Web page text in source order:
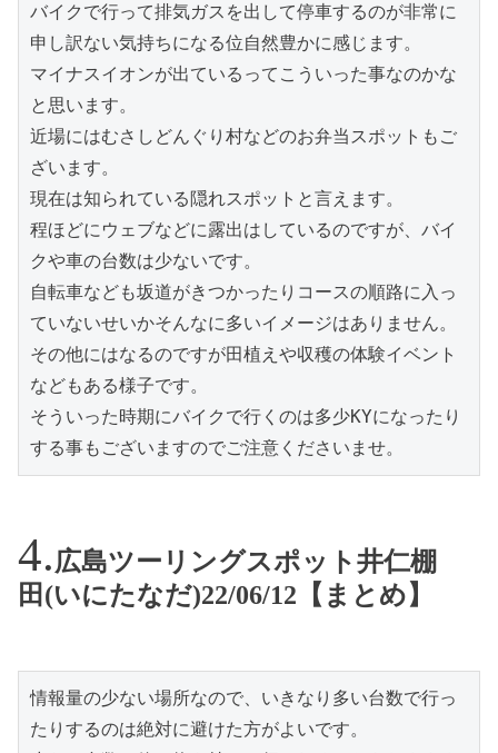
バイクで行って排気ガスを出して停車するのが非常に
申し訳ない気持ちになる位自然豊かに感じます。
マイナスイオンが出ているってこういった事なのかな
と思います。
近場にはむさしどんぐり村などのお弁当スポットもご
ざいます。
現在は知られている隠れスポットと言えます。
程ほどにウェブなどに露出はしているのですが、バイ
クや車の台数は少ないです。
自転車なども坂道がきつかったりコースの順路に入っ
ていないせいかそんなに多いイメージはありません。
その他にはなるのですが田植えや収穫の体験イベント
などもある様子です。
そういった時期にバイクで行くのは多少KYになったり
する事もございますのでご注意くださいませ。
広島ツーリングスポット井仁棚
田(いにたなだ)22/06/12【まとめ】
情報量の少ない場所なので、いきなり多い台数で行っ
たりするのは絶対に避けた方がよいです。